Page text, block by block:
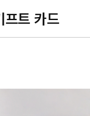
트 카드